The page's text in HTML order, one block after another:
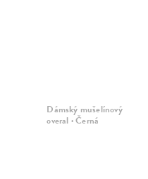
Dámský mušelínový
overal · Černá